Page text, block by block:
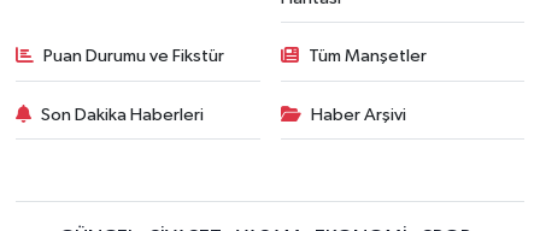
Puan Durumu ve Fikstür Tüm Manşetler
Son Dakika Haberleri Haber Arşivi